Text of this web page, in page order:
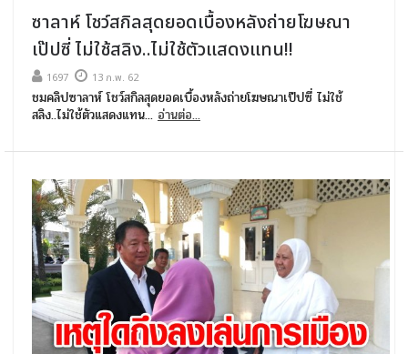
ซาลาห์ โชว์สกิลสุดยอดเบื้องหลังถ่ายโฆษณา
เป๊ปซี่ ไม่ใช้สลิง..ไม่ใช้ตัวแสดงแทน!!
1697 13 ก.พ. 62
ชมคลิปซาลาห์ โชว์สกิลสุดยอดเบื้องหลังถ่ายโฆษณาเป๊ปซี่ ไม่ใช้
สลิง..ไม่ใช้ตัวแสดงแทน... อ่านต่อ...